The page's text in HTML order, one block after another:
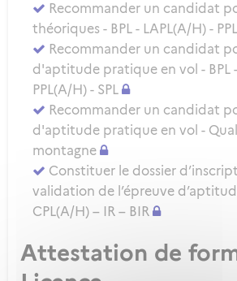
Recommander un candidat
théoriques - BPL - LAPL(A/H) -
Recommander un candidat
d'aptitude pratique en vol - BPL
PPL(A/H) - SPL
Recommander un candidat
d'aptitude pratique en vol -
montagne
Constituer le dossier
validation de l’épreuve
CPL(A/H) – IR – BIR
Attestation de